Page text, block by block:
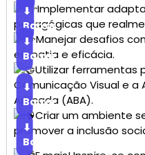
Implementar
pedagógicas que
⬇
Baixar
Manejar desafios
empatia e eficácia.
⬇
Baixar
Utilizar ferramentas
Comunicação Visual e
Aplicada (ABA).
⬇
Baixar
Criar um ambiente
promover a inclusão
⬇
Baixar